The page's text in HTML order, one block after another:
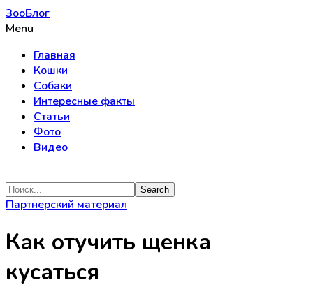
ЗооБлог
Menu
Главная
Кошки
Собаки
Интересные факты
Статьи
Фото
Видео
Партнерский материал
Как отучить щенка
кусаться